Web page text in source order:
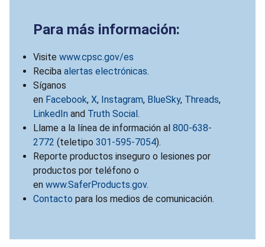
Para más información:
Visite www.cpsc.gov/es
Reciba alertas electrónicas.
Síganos
en Facebook, X, Instagram, BlueSky, Threads,
LinkedIn and Truth Social.
Llame a la línea de información al 800-638-
2772 (teletipo 301-595-7054).
Reporte productos inseguro o lesiones por
productos por teléfono o
en www.SaferProducts.gov.
Contacto para los medios de comunicación.